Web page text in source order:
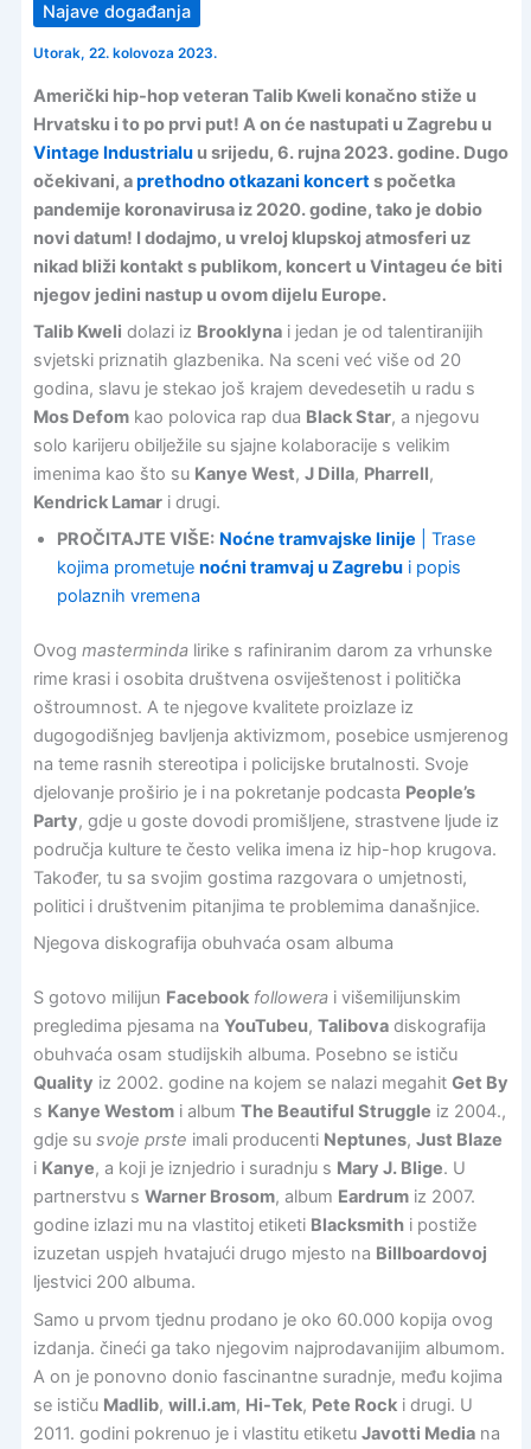
Najave događanja
Utorak, 22. kolovoza 2023.
Američki hip-hop veteran Talib Kweli konačno stiže u
Hrvatsku i to po prvi put! A on će nastupati u Zagrebu u
Vintage Industrialuu srijedu, 6. rujna 2023. godine. Dugo
očekivani, aprethodno otkazani koncerts početka
pandemije koronavirusa iz 2020. godine, tako je dobio
novi datum! I dodajmo, u vreloj klupskoj atmosferi uz
nikad bliži kontakt s publikom, koncert u Vintageu će biti
njegov jedini nastup u ovom dijelu Europe.
Talib Kweli dolazi iz Brooklynai jedan je od talentiranijih
svjetski priznatih glazbenika. Na sceni već više od 20
godina, slavu je stekao još krajem devedesetih u radu s
Mos Defomkao polovica rap dua Black Star, a njegovu
solo karijeru obilježile su sjajne kolaboracije s velikim
imenima kao što su Kanye West, J Dilla, Pharrell,
Kendrick Lamari drugi.
PROČITAJTE VIŠE: Noćne tramvajske linije | Trase
kojima prometuje noćni tramvaj u Zagrebui popis
polaznih vremena
Ovog mastermindalirike s rafiniranim darom za vrhunske
rime krasi i osobita društvena osviještenost i politička
oštroumnost. A te njegove kvalitete proizlaze iz
dugogodišnjeg bavljenja aktivizmom, posebice usmjerenog
na teme rasnih stereotipa i policijske brutalnosti. Svoje
djelovanje proširio je i na pokretanje podcasta People’s
Party, gdje u goste dovodi promišljene, strastvene ljude iz
područja kulture te često velika imena iz hip-hop krugova.
Također, tu sa svojim gostima razgovara o umjetnosti,
politici i društvenim pitanjima te problemima današnjice.
Njegova diskografija obuhvaća osam albuma
S gotovo milijun Facebook followerai višemilijunskim
pregledima pjesama na YouTubeu, Talibovadiskografija
obuhvaća osam studijskih albuma. Posebno se ističu
Quality iz 2002. godine na kojem se nalazi megahit Get By
s Kanye Westomi album The Beautiful Struggle iz 2004.,
gdje su svoje prste imali producenti Neptunes, Just Blaze
i Kanye, a koji je iznjedrio i suradnju s Mary J. Blige. U
partnerstvu s Warner Brosom, album Eardrumiz 2007.
godine izlazi mu na vlastitoj etiketi Blacksmithi postiže
izuzetan uspjeh hvatajući drugo mjesto na Billboardovoj
ljestvici 200 albuma.
Samo u prvom tjednu prodano je oko 60.000 kopija ovog
izdanja. čineći ga tako njegovim najprodavanijim albumom.
A on je ponovno donio fascinantne suradnje, među kojima
se ističu Madlib, will.i.am, Hi-Tek, Pete Rocki drugi. U
2011. godini pokrenuo je i vlastitu etiketu Javotti Mediana